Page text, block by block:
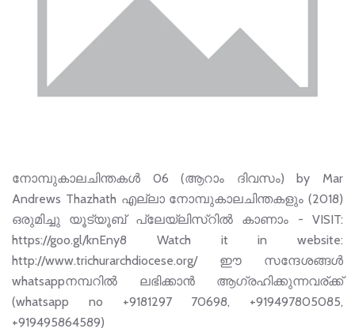
നോമ്പുകാലചിന്തകൾ 06 (ആറാം ദിവസം) by Mar
Andrews Thazhath എല്ലാ നോമ്പുകാലചിന്തകളും (2018)
ഒരുമിച്ചു യൂട്യൂബ് പ്ലേയ്‌ലിസ്റിൽ കാണാം - VISIT:
https://goo.gl/knEny8 Watch it in website:
http://www.trichurarchdiocese.org/ ഈ സന്ദേശങ്ങള്‍
whatsappനമ്പറില്‍ ലഭിക്കാന്‍ ആഗ്രഹിക്കുന്നവര്ക്ക്
(whatsapp no +9181297 70698, +919497805085,
+919495864589)